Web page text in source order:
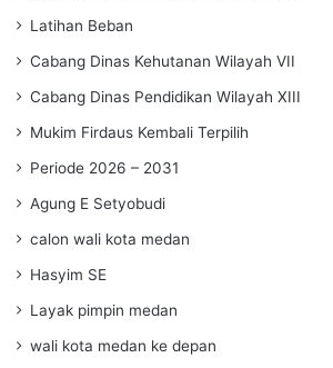
Latihan Beban
Cabang Dinas Kehutanan Wilayah VII
Cabang Dinas Pendidikan Wilayah XIII
Mukim Firdaus Kembali Terpilih
Periode 2026 – 2031
Agung E Setyobudi
calon wali kota medan
Hasyim SE
Layak pimpin medan
wali kota medan ke depan